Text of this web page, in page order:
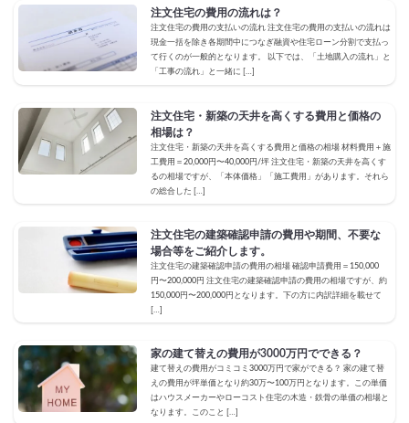
注文住宅の費用の流れは？
注文住宅の費用の支払いの流れ 注文住宅の費用の支払いの流れは
現金一括を除き各期間中につなぎ融資や住宅ローン分割で支払っ
て行くのが一般的となります。 以下では、「土地購入の流れ」と
「工事の流れ」と一緒に […]
注文住宅・新築の天井を高くする費用と価格の
相場は？
注文住宅・新築の天井を高くする費用と価格の相場 材料費用＋施
工費用＝20,000円〜40,000円/坪 注文住宅・新築の天井を高くす
るの相場ですが、「本体価格」「施工費用」があります。それら
の総合した […]
注文住宅の建築確認申請の費用や期間、不要な
場合等をご紹介します。
注文住宅の建築確認申請の費用の相場 確認申請費用＝150,000
円〜200,000円 注文住宅の建築確認申請の費用の相場ですが、約
150,000円〜200,000円となります。下の方に内訳詳細を載せて
[…]
家の建て替えの費用が3000万円でできる？
建て替えの費用がコミコミ3000万円で家ができる？ 家の建て替
えの費用が坪単価となり約30万〜100万円となります。この単価
はハウスメーカーやローコスト住宅の木造・鉄骨の単価の相場と
なります。このこと […]